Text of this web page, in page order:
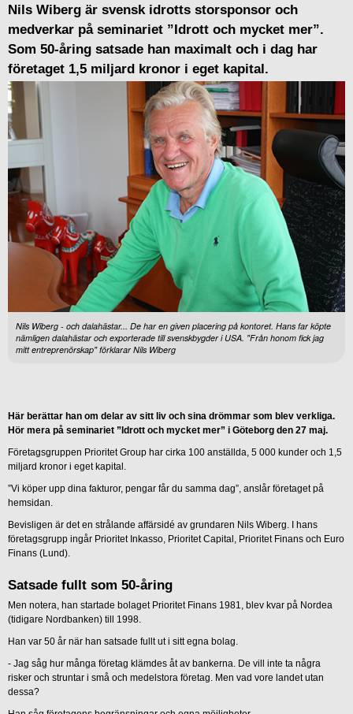
Nils Wiberg är svensk idrotts storsponsor och
medverkar på seminariet ”Idrott och mycket mer”.
Som 50-åring satsade han maximalt och i dag har
företaget 1,5 miljard kronor i eget kapital.
Nils Wiberg - och dalahästar... De har en given placering på kontoret. Hans far köpte
nämligen dalahästar och exporterade till svenskbygder i USA. "Från honom fick jag
mitt entreprenörskap" förklarar Nils Wiberg
Här berättar han om delar av sitt liv och sina drömmar som blev verkliga.
Hör mera på seminariet ”Idrott och mycket mer” i Göteborg den 27 maj.
Företagsgruppen Prioritet Group har cirka 100 anställda, 5 000 kunder och 1,5
miljard kronor i eget kapital.
”Vi köper upp dina fakturor, pengar får du samma dag”, anslår företaget på
hemsidan.
Bevisligen är det en strålande affärsidé av grundaren Nils Wiberg. I hans
företagsgrupp ingår Prioritet Inkasso, Prioritet Capital, Prioritet Finans och Euro
Finans (Lund).
Satsade fullt som 50-åring
Men notera, han startade bolaget Prioritet Finans 1981, blev kvar på Nordea
(tidigare Nordbanken) till 1998.
Han var 50 år när han satsade fullt ut i sitt egna bolag.
- Jag såg hur många företag klämdes åt av bankerna. De vill inte ta några
risker och struntar i små och medelstora företag. Men vad vore landet utan
dessa?